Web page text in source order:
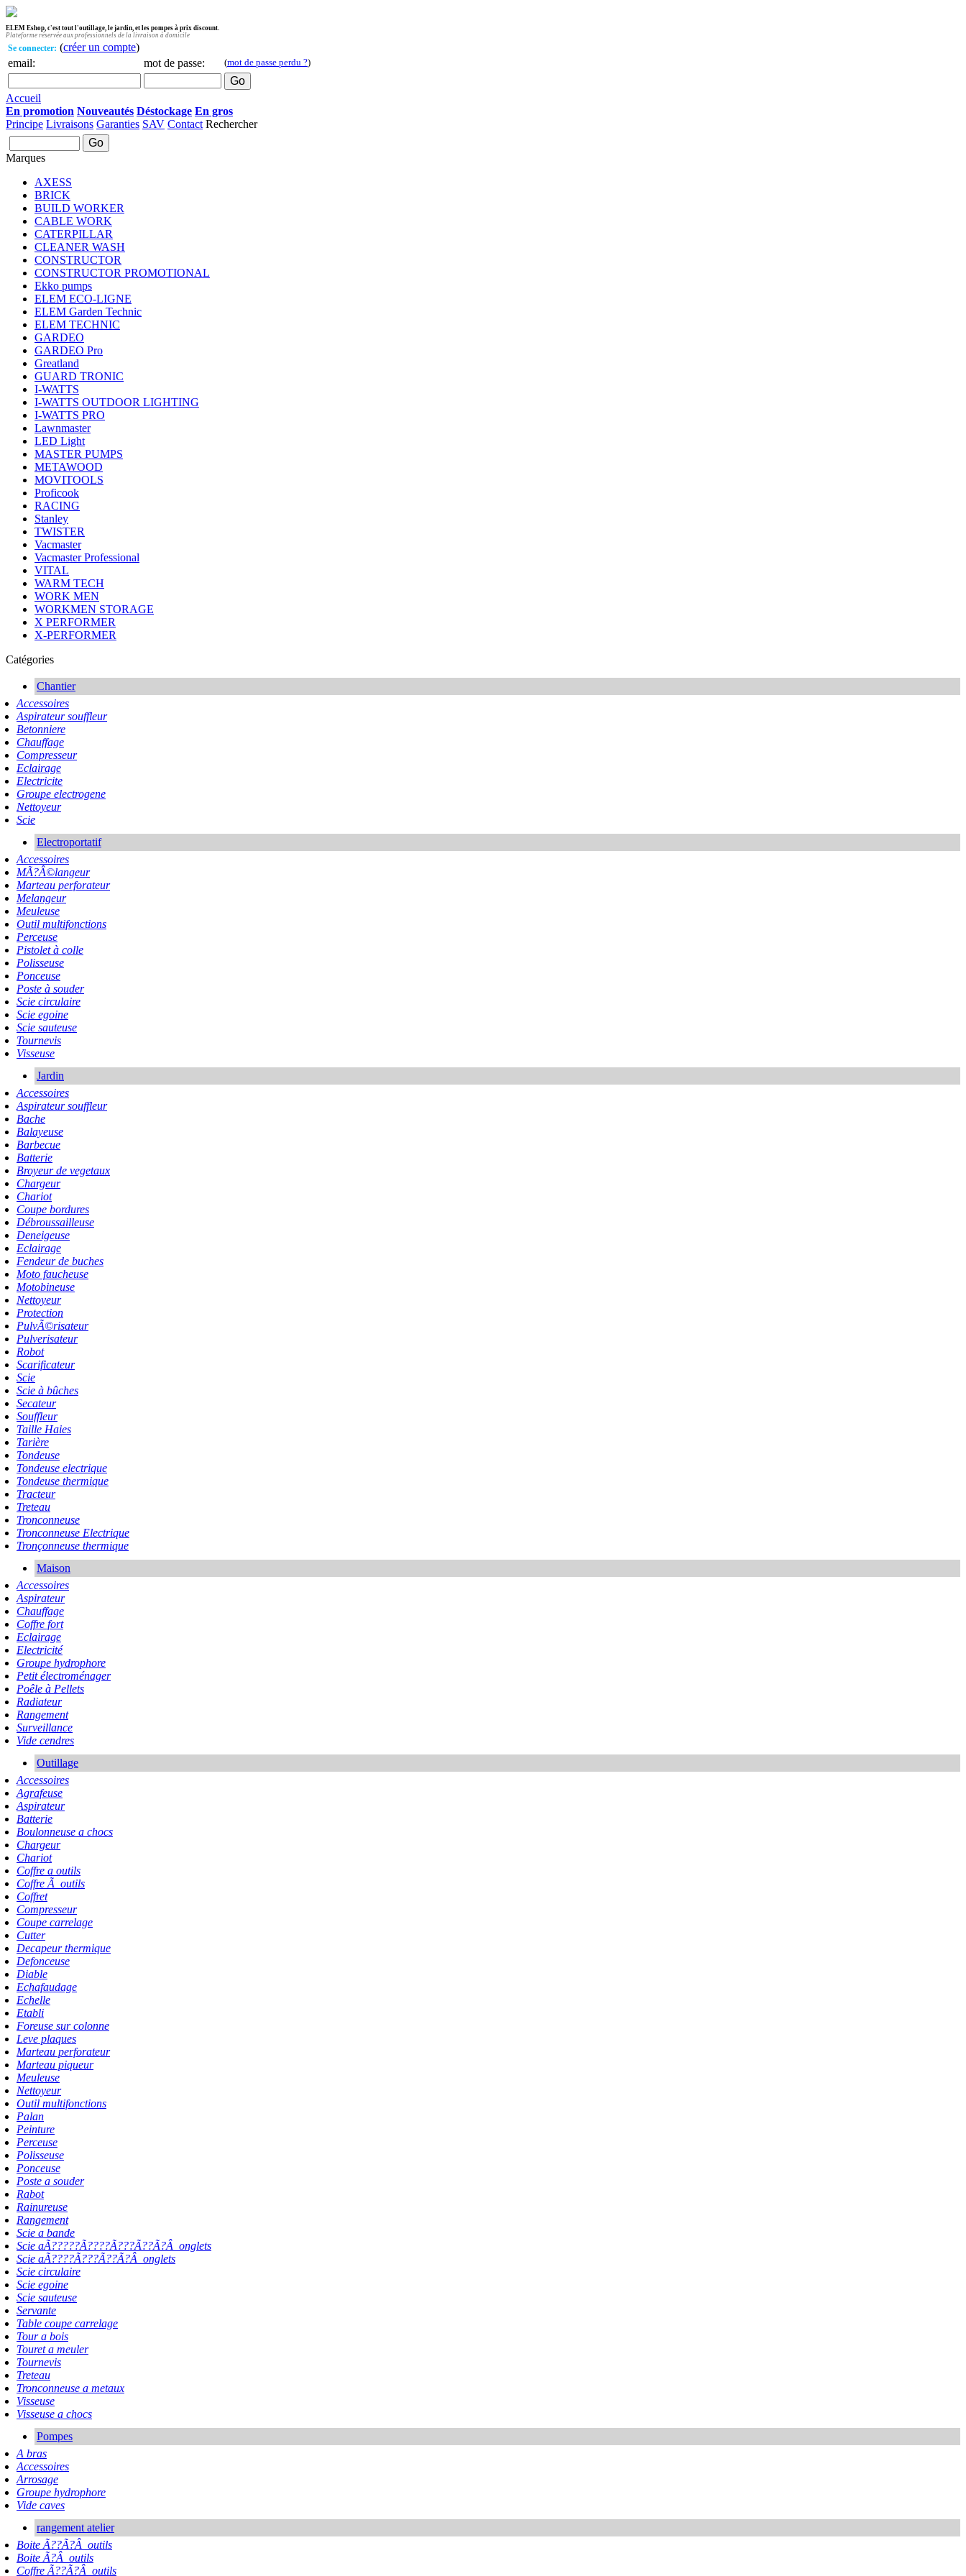
ELEM Eshop, c'est tout l'outillage, le jardin, et les pompes à prix discount.
Plateforme réservée aux professionnels de la livraison à domicile
Se connecter: (créer un compte)
email:
mot de passe: (mot de passe perdu ?)
Accueil
En promotion Nouveautés Déstockage En gros
Principe Livraisons Garanties SAV Contact Rechercher
Marques
AXESS
BRICK
BUILD WORKER
CABLE WORK
CATERPILLAR
CLEANER WASH
CONSTRUCTOR
CONSTRUCTOR PROMOTIONAL
Ekko pumps
ELEM ECO-LIGNE
ELEM Garden Technic
ELEM TECHNIC
GARDEO
GARDEO Pro
Greatland
GUARD TRONIC
I-WATTS
I-WATTS OUTDOOR LIGHTING
I-WATTS PRO
Lawnmaster
LED Light
MASTER PUMPS
METAWOOD
MOVITOOLS
Proficook
RACING
Stanley
TWISTER
Vacmaster
Vacmaster Professional
VITAL
WARM TECH
WORK MEN
WORKMEN STORAGE
X PERFORMER
X-PERFORMER
Catégories
Chantier
Accessoires
Aspirateur souffleur
Betonniere
Chauffage
Compresseur
Eclairage
Electricite
Groupe electrogene
Nettoyeur
Scie
Electroportatif
Accessoires
MÃ?Â©langeur
Marteau perforateur
Melangeur
Meuleuse
Outil multifonctions
Perceuse
Pistolet à colle
Polisseuse
Ponceuse
Poste à souder
Scie circulaire
Scie egoine
Scie sauteuse
Tournevis
Visseuse
Jardin
Accessoires
Aspirateur souffleur
Bache
Balayeuse
Barbecue
Batterie
Broyeur de vegetaux
Chargeur
Chariot
Coupe bordures
Débroussailleuse
Deneigeuse
Eclairage
Fendeur de buches
Moto faucheuse
Motobineuse
Nettoyeur
Protection
PulvÃ©risateur
Pulverisateur
Robot
Scarificateur
Scie
Scie à bûches
Secateur
Souffleur
Taille Haies
Tarière
Tondeuse
Tondeuse electrique
Tondeuse thermique
Tracteur
Treteau
Tronconneuse
Tronconneuse Electrique
Tronçonneuse thermique
Maison
Accessoires
Aspirateur
Chauffage
Coffre fort
Eclairage
Electricité
Groupe hydrophore
Petit électroménager
Poêle à Pellets
Radiateur
Rangement
Surveillance
Vide cendres
Outillage
Accessoires
Agrafeuse
Aspirateur
Batterie
Boulonneuse a chocs
Chargeur
Chariot
Coffre a outils
Coffre Ã outils
Coffret
Compresseur
Coupe carrelage
Cutter
Decapeur thermique
Defonceuse
Diable
Echafaudage
Echelle
Etabli
Foreuse sur colonne
Leve plaques
Marteau perforateur
Marteau piqueur
Meuleuse
Nettoyeur
Outil multifonctions
Palan
Peinture
Perceuse
Polisseuse
Ponceuse
Poste a souder
Rabot
Rainureuse
Rangement
Scie a bande
Scie aÃ?????Ã????Ã???Ã??Ã?Â onglets
Scie aÃ????Ã???Ã??Ã?Â onglets
Scie circulaire
Scie egoine
Scie sauteuse
Servante
Table coupe carrelage
Tour a bois
Touret a meuler
Tournevis
Treteau
Tronconneuse a metaux
Visseuse
Visseuse a chocs
Pompes
A bras
Accessoires
Arrosage
Groupe hydrophore
Vide caves
rangement atelier
Boite Ã??Ã?Â outils
Boite Ã?Â outils
Coffre Ã??Ã?Â outils